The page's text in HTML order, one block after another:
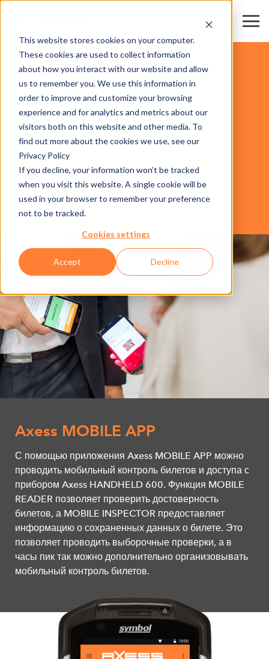
This website stores cookies on your computer.
These cookies are used to collect information
about how you interact with our website and allow
us to remember you. We use this information in
order to improve and customize your browsing
experience and for analytics and metrics about our
visitors both on this website and other media. To
find out more about the cookies we use, see our
Privacy Policy
If you decline, your information won’t be tracked
when you visit this website. A single cookie will be
used in your browser to remember your preference
not to be tracked.
Cookies settings
Accept Decline
AXESS MOBILE APP
ПРОГРАММНОЕ ОБЕСПЕЧЕНИЕ
ГОРНОЛЫЖНЫЕ РЕГИОНЫ И
КАНАТНЫЕ ДОРОГИ
ЯРМАРКИ И КОНГРЕССНО-
ВЫСТАВОЧНЫЕ ЦЕНТРЫ
СТАДИОНЫ И АРЕНЫ
ОТДЫХ, МУЗЕИ И АТТРАКЦИОНЫ
CARDS
БИЗНЕС-
СФЕРЫ
Axess MOBILE APP
С помощью приложения Axess MOBILE APP можно
проводить мобильный контроль билетов и доступа с
прибором Axess HANDHELD 600. Функция MOBILE
READER позволяет проверить достоверность
билетов, а MOBILE INSPECTOR предоставляет
информацию о сохраненных данных о билете. Это
позволяет проводить выборочные проверки, а в
часы пик так можно дополнительно организовывать
мобильный контроль билетов.